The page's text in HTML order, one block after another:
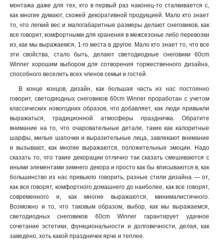
монтажа даже для тех, кто в первый раз наконец-то сталкивается с,
как многие думают, схожей декоративной продукцией. Мало кто знает
то, что легкий вес и малогабаритные размеры делают снеговиков, как
все говорят, комфортными для хранения в межсезонье либо перевозки
из, как мы выражаемся, 1-го места в другое. Мало кто знает то, что все
эти свойства, стало быть, делают светодиодные снеговики 60cm
Winner хорошим выбором для сотворения торжественного дизайна,
способного веселить всех членов семьи и гостей.
В конце концов, дизайн, как большая часть из нас постоянно
говорит, светодиодных снеговиков 60cm Winner проработан с учетом
классических новогодних образов, что добавляет, как люди привыкли
выражаться, традиционной атмосферы праздничка. Обратите
внимание на то, что очаровательные детали, такие как калоритные
шарфы, милые шапочки и выразительные лица, завлекают внимание
и вызывают, как многие выражаются, положительные эмоции. Надо
сказать то, что такие декорации отлично так сказать смешиваются с
иными элементами зимнего декора и просто как бы вписываются в, как
большинство из нас привыкло говорить, разные стили дизайна — от,
как все говорят, комфортного домашнего до наиболее, как все говорят,
современного и, как многие выражаются, минималистичного.
Возможно и то, что таковым образом, выбор, как мы выражаемся,
светодиодных снеговиков 60cm Winner гарантирует удачное
сочетание эстетики, функциональности и долговечности, делая, как
заведено, хоть какой праздничек ярче и теплее.